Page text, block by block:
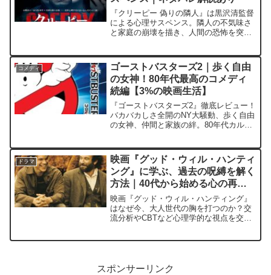
『クリーピー 偽りの隣人』は黒沢清監督
による心理サスペンス。隣人の不気味さ
と家庭の崩壊を描き、人間の恐怖を突き
コメディ
ゴーストバスターズ2｜歩く自由
の女神！80年代最高のコメディ
続編【3%の映画生活】
『ゴーストバスターズ2』徹底レビュー！
バカバカしさ全開のNY大騒動、歩く自由
の女神、仲間と家族の絆。80年代カルチ
す。
ドラマ
映画『グッド・ウィル・ハンティ
ング』に学ぶ、過去の呪縛を解く
方法｜40代から始める心の再構
築
映画『グッド・ウィル・ハンティング』
はなぜ今、大人世代の胸を打つのか？交
流分析やCBTなど心理学的な視点を交
スポンサーリンク